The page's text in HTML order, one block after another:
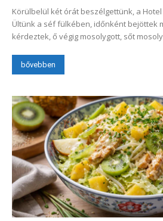
Körülbelül két órát beszélgettünk, a
Ültünk a séf fülkében, időnként bejöttek
kérdeztek, ő végig mosolygott, sőt
bővebben